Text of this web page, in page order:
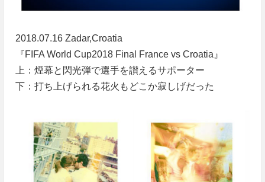
2018.07.16 Zadar,Croatia
『FIFA World Cup2018 Final France vs Croatia』
上：煙幕と閃光弾で選手を讃えるサポーター
下：打ち上げられる花火もどこか寂しげだった